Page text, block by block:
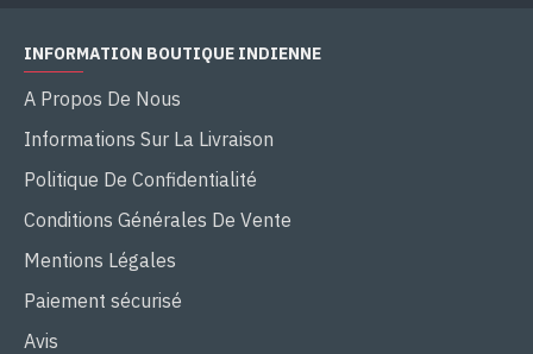
INFORMATION BOUTIQUE INDIENNE
A Propos De Nous
Informations Sur La Livraison
Politique De Confidentialité
Conditions Générales De Vente
Mentions Légales
Paiement sécurisé
Avis